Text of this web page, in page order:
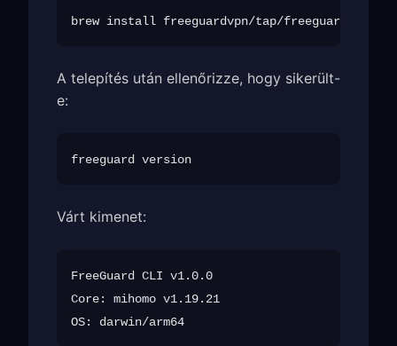
A telepítés után ellenőrizze, hogy sikerült-
e:
Várt kimenet:
FreeGuard CLI v1.0.0
Core: mihomo v1.19.21